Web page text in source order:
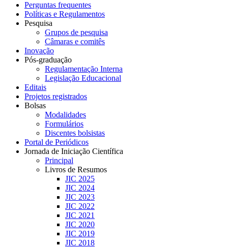
Perguntas frequentes
Políticas e Regulamentos
Pesquisa
Grupos de pesquisa
Câmaras e comitês
Inovação
Pós-graduação
Regulamentação Interna
Legislação Educacional
Editais
Projetos registrados
Bolsas
Modalidades
Formulários
Discentes bolsistas
Portal de Periódicos
Jornada de Iniciação Científica
Principal
Livros de Resumos
JIC 2025
JIC 2024
JIC 2023
JIC 2022
JIC 2021
JIC 2020
JIC 2019
JIC 2018